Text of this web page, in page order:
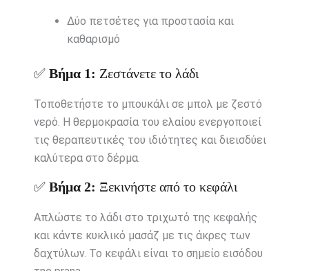
Δύο πετσέτες για προστασία και
καθαρισμό
✅ Βήμα 1: Ζεστάνετε το λάδι
Τοποθετήστε το μπουκάλι σε μπολ με ζεστό
νερό. Η θερμοκρασία του ελαίου ενεργοποιεί
τις θεραπευτικές του ιδιότητες και διεισδύει
καλύτερα στο δέρμα.
✅ Βήμα 2: Ξεκινήστε από το κεφάλι
Απλώστε το λάδι στο τριχωτό της κεφαλής
και κάντε κυκλικό μασάζ με τις άκρες των
δαχτύλων. Το κεφάλι είναι το σημείο εισόδου